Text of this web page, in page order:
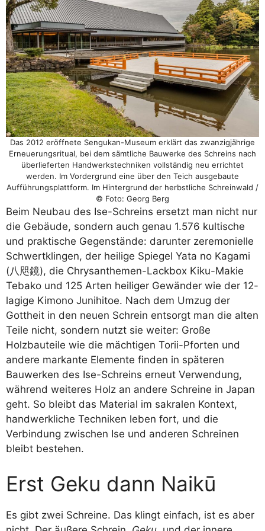
Das 2012 eröffnete Sengukan-Museum erklärt das zwanzigjährige
Erneuerungsritual, bei dem sämtliche Bauwerke des Schreins nach
überlieferten Handwerkstechniken vollständig neu errichtet
werden. Im Vordergrund eine über den Teich ausgebaute
Aufführungsplattform. Im Hintergrund der herbstliche Schreinwald /
© Foto: Georg Berg
Beim Neubau des Ise-Schreins ersetzt man nicht nur
die Gebäude, sondern auch genau 1.576 kultische
und praktische Gegenstände: darunter zeremonielle
Schwertklingen, der heilige Spiegel Yata no Kagami
(八咫鏡), die Chrysanthemen-Lackbox Kiku-Makie
Tebako und 125 Arten heiliger Gewänder wie der 12-
lagige Kimono Junihitoe. Nach dem Umzug der
Gottheit in den neuen Schrein entsorgt man die alten
Teile nicht, sondern nutzt sie weiter: Große
Holzbauteile wie die mächtigen Torii-Pforten und
andere markante Elemente finden in späteren
Bauwerken des Ise-Schreins erneut Verwendung,
während weiteres Holz an andere Schreine in Japan
geht. So bleibt das Material im sakralen Kontext,
handwerkliche Techniken leben fort, und die
Verbindung zwischen Ise und anderen Schreinen
bleibt bestehen.
Erst Geku dann Naikū
Es gibt zwei Schreine. Das klingt einfach, ist es aber